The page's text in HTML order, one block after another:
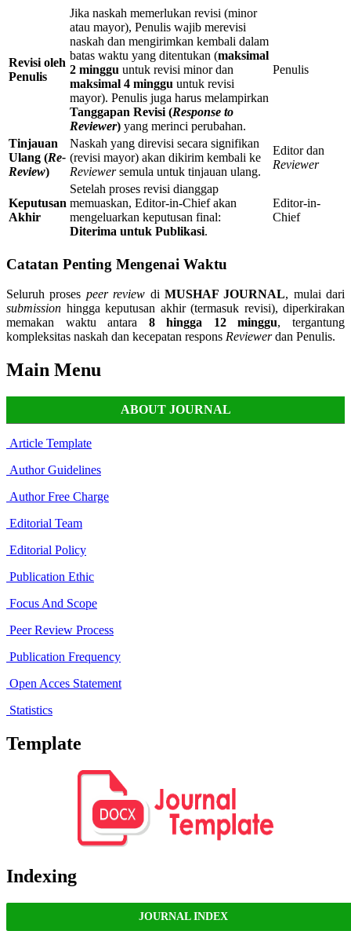
Revisi oleh
Penulis
Jika naskah memerlukan revisi (minor
atau mayor), Penulis wajib merevisi
naskah dan mengirimkan kembali dalam
batas waktu yang ditentukan (maksimal
2 minggu untuk revisi minor dan
maksimal 4 minggu untuk revisi
mayor). Penulis juga harus melampirkan
Tanggapan Revisi (Response to
Reviewer) yang merinci perubahan.
Penulis
Tinjauan
Ulang (Re-
Review)
Naskah yang direvisi secara signifikan
(revisi mayor) akan dikirim kembali ke
Reviewersemula untuk tinjauan ulang.
Editor dan
Reviewer
Keputusan
Akhir
Setelah proses revisi dianggap
memuaskan, Editor-in-Chief akan
mengeluarkan keputusan final:
Diterima untuk Publikasi.
Editor-in-
Chief
Catatan Penting Mengenai Waktu
Seluruh proses peer review di MUSHAF JOURNAL, mulai dari
submission hingga keputusan akhir (termasuk revisi), diperkirakan
memakan waktu antara 8 hingga 12 minggu, tergantung
kompleksitas naskah dan kecepatan respons Reviewerdan Penulis.
Main Menu
ABOUT JOURNAL
Article Template
Author Guidelines
Author Free Charge
Editorial Team
Editorial Policy
Publication Ethic
Focus And Scope
Peer Review Process
Publication Frequency
Open Acces Statement
Statistics
Template
Indexing
JOURNAL INDEX